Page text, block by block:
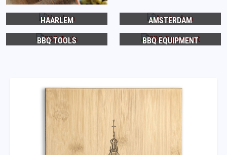
HAARLEM AMSTERDAM
BBQ TOOLS BBQ EQUIPMENT